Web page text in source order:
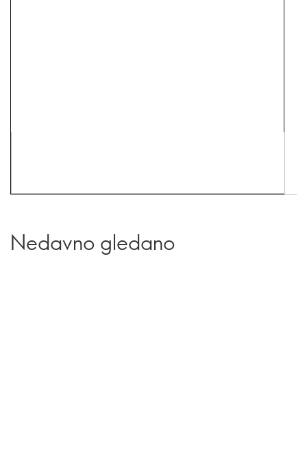
Nedavno gledano